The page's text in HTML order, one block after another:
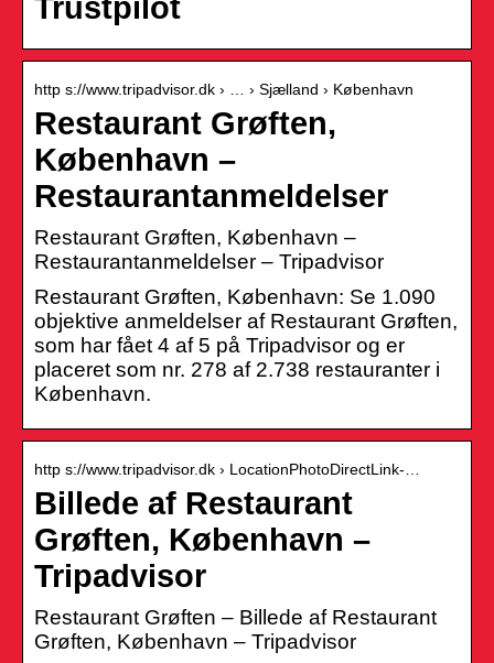
Trustpilot
http s://www.tripadvisor.dk › … › Sjælland › København
Restaurant Grøften,
København –
Restaurantanmeldelser
Restaurant Grøften, København –
Restaurantanmeldelser – Tripadvisor
Restaurant Grøften, København: Se 1.090
objektive anmeldelser af Restaurant Grøften,
som har fået 4 af 5 på Tripadvisor og er
placeret som nr. 278 af 2.738 restauranter i
København.
http s://www.tripadvisor.dk › LocationPhotoDirectLink-…
Billede af Restaurant
Grøften, København –
Tripadvisor
Restaurant Grøften – Billede af Restaurant
Grøften, København – Tripadvisor